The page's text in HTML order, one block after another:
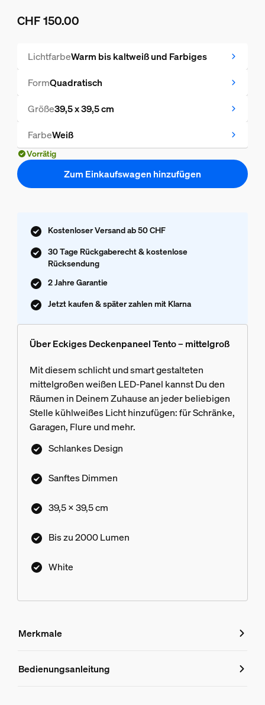
CHF 150.00
LichtfarbeWarm bis kaltweiß und Farbiges
FormQuadratisch
Größe39,5 x 39,5 cm
FarbeWeiß
Vorrätig
Zum Einkaufswagen hinzufügen
Kostenloser Versand ab 50 CHF
30 Tage Rückgaberecht & kostenlose
Rücksendung
2 Jahre Garantie
Jetzt kaufen & später zahlen mit Klarna
Über Eckiges Deckenpaneel Tento – mittelgroß
Mit diesem schlicht und smart gestalteten
mittelgroßen weißen LED-Panel kannst Du den
Räumen in Deinem Zuhause an jeder beliebigen
Stelle kühlweißes Licht hinzufügen: für Schränke,
Garagen, Flure und mehr.
Schlankes Design
Sanftes Dimmen
39,5 x 39,5 cm
Bis zu 2000 Lumen
White
Merkmale
Merkmale
Bedienungsanleitung